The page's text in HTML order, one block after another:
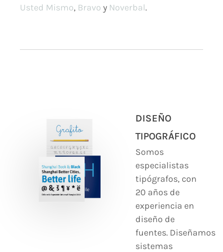
Usted Mismo, Bravo y Noverbal.
DISEÑO
TIPOGRÁFICO
Somos
especialistas
tipógrafos, con
20 años de
experiencia en
diseño de
fuentes. Diseñamos
sistemas